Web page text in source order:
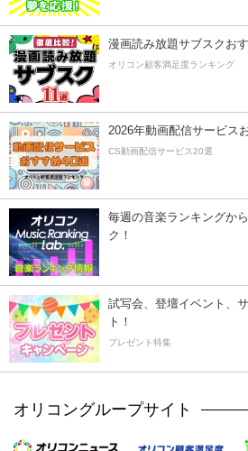
漫画読み放題サブスクお
オリコン顧客満足度ランキング
2026年動画配信サービス
CS動画配信サービス20選
毎週の音楽ランキングか
ク！
試写会、登壇イベント、
ト！
プレゼント特集
オリコングループサイト